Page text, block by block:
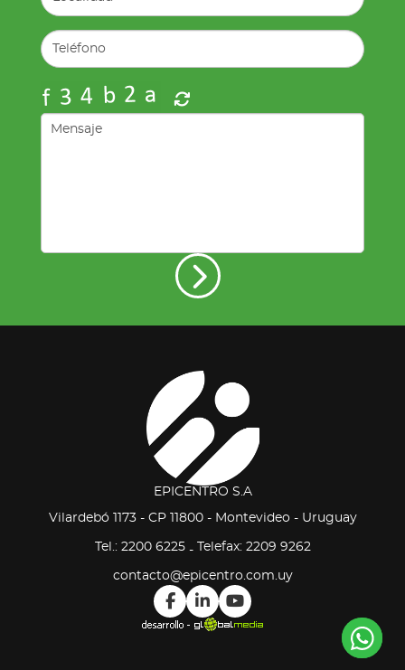
EPICENTRO S.A
Vilardebó 1173 - CP 11800 - Montevideo - Uruguay
Tel.: 2200 6225- Telefax: 2209 9262
contacto@epicentro.com.uy